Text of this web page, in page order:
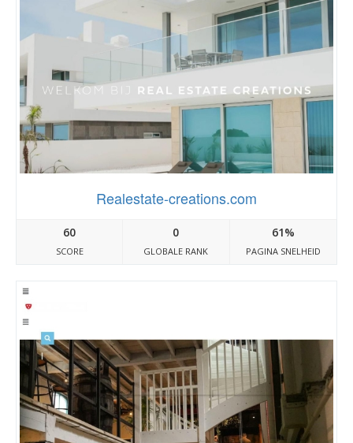
Realestate-creations.com
60
SCORE
0
GLOBALE RANK
61%
PAGINA SNELHEID